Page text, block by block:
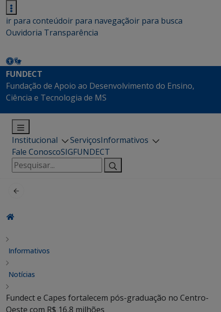
ir para conteúdoir para navegaçãoir para busca
Ouvidoria Transparência
FUNDECT
Fundação de Apoio ao Desenvolvimento do Ensino,
Ciência e Tecnologia de MS
Institucional ServiçosInformativos
Fale ConoscoSIGFUNDECT
Pesquisar
por:
Informativos
Notícias
Fundect e Capes fortalecem pós-graduação no Centro-
Oeste com R$ 16,8 milhões